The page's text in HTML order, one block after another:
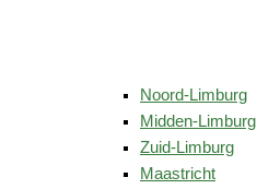
Noord-Limburg
Midden-Limburg
Zuid-Limburg
Maastricht